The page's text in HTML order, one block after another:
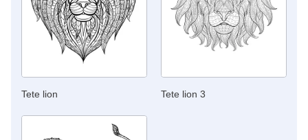
Tete lion Tete lion 3